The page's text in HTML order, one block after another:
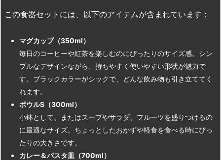
この食器セットには、以下のアイテムが含まれています：
マグカップ（350ml）
毎日のコーヒーや紅茶を楽しむのにぴったりのサイズ感。シン
プルなデザインながら、持ちやすく使いやすい形状が魅力で
す。ブラックカラーがシックで、どんな飲み物も引き立ててく
れます。
ボウルS（300ml）
小鉢として、またはスープやサラダ、フルーツを盛りつけるの
に最適なサイズ。ちょっとしたおかずや軽食を食べる時にぴっ
たりの大きさです。
カレー＆パスタ皿（700ml）